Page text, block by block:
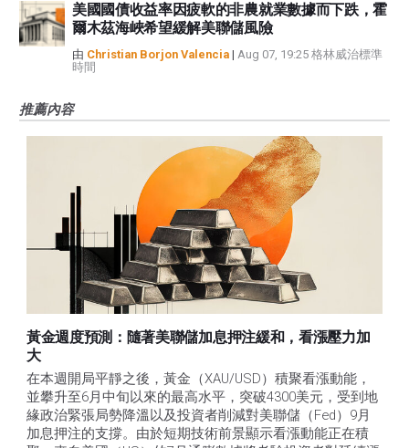
美國國債收益率因疲軟的非農就業數據而下跌，霍
爾木茲海峽希望緩解美聯儲風險
由 Christian Borjon Valencia | Aug 07, 19:25 格林威治標準
時間
推薦內容
黃金週度預測：隨著美聯儲加息押注緩和，看漲壓力加
大
在本週開局平靜之後，黃金（XAU/USD）積聚看漲動能，
並攀升至6月中旬以來的最高水平，突破4300美元，受到地
緣政治緊張局勢降溫以及投資者削減對美聯儲（Fed）9月
加息押注的支撐。由於短期技術前景顯示看漲動能正在積